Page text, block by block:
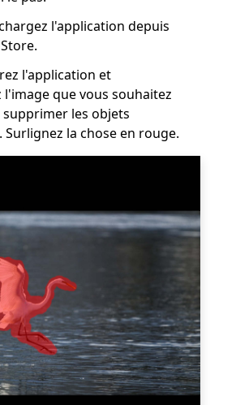
l'application depuis
l'application et
l'image que vous souhaitez
les objets
Surlignez la chose en rouge.